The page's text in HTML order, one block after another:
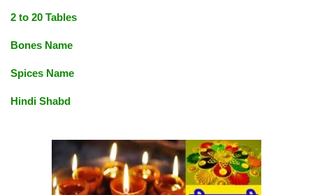
2 to 20 Tables
Bones Name
Spices Name
Hindi Shabd